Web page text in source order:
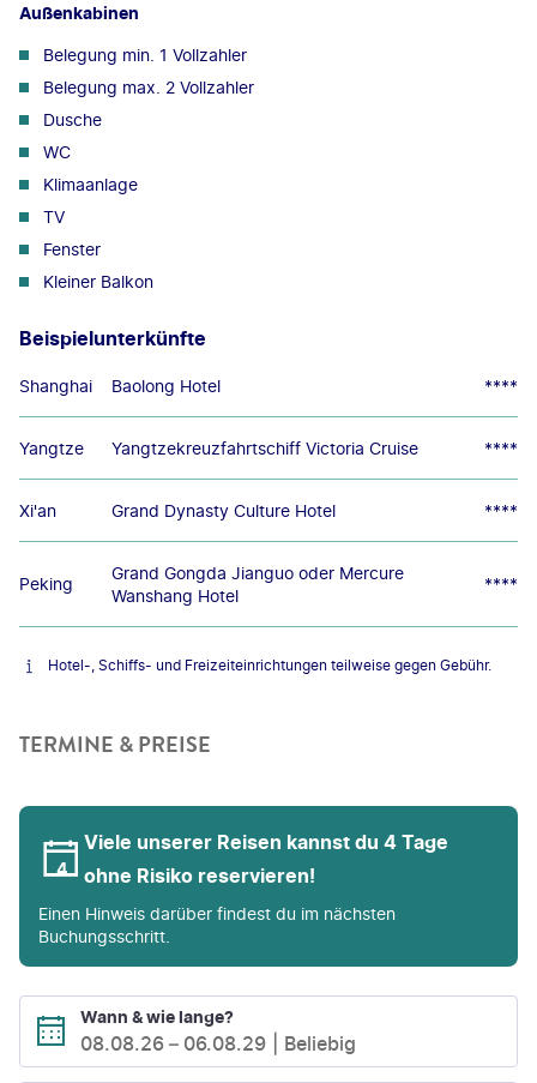
Außenkabinen
Belegung min. 1 Vollzahler
Belegung max. 2 Vollzahler
Dusche
WC
Klimaanlage
TV
Fenster
Kleiner Balkon
Beispielunterkünfte
Shanghai Baolong Hotel ****
Yangtze Yangtzekreuzfahrtschiff Victoria Cruise ****
Xi'an Grand Dynasty Culture Hotel ****
Peking
Grand Gongda Jianguo oder Mercure
Wanshang Hotel
****
Hotel-, Schiffs- und Freizeiteinrichtungen teilweise gegen Gebühr.
TERMINE & PREISE
Viele unserer Reisen kannst du 4 Tage
ohne Risiko reservieren!
Einen Hinweis darüber findest du im nächsten
Buchungsschritt.
Wann & wie lange?
08.08.26 – 06.08.29 Beliebig